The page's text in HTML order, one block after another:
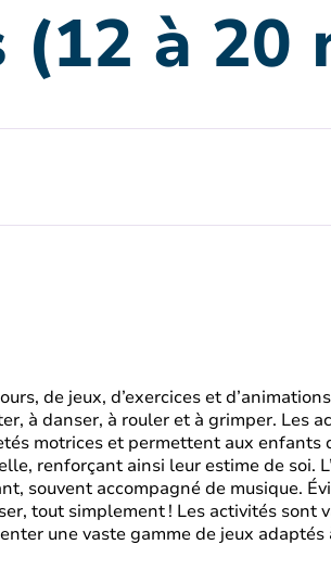
à 20
de jeux, d’exercices et
à danser, à rouler et à grimper. Les
motrices et permettent aux enfants
renforçant ainsi leur estime de soi.
souvent accompagné de musique.
tout simplement ! Les activités sont
une vaste gamme de jeux adaptés